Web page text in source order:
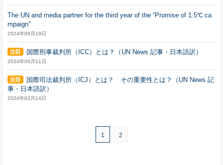
The UN and media partner for the third year of the “Promise of 1.5℃ ca
mpaign”
2024年06月19日
国際刑事裁判所（ICC）とは？（UN News 記事・日本語訳）
2024年06月11日
国際司法裁判所（ICJ）とは？ その重要性とは？（UN News 記
事・日本語訳）
2024年02月14日
1 2